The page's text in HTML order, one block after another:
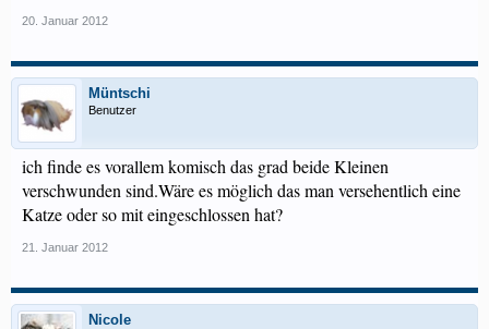
20. Januar 2012
Müntschi
Benutzer
ich finde es vorallem komisch das grad beide Kleinen
verschwunden sind.Wäre es möglich das man versehentlich eine
Katze oder so mit eingeschlossen hat?
21. Januar 2012
Nicole